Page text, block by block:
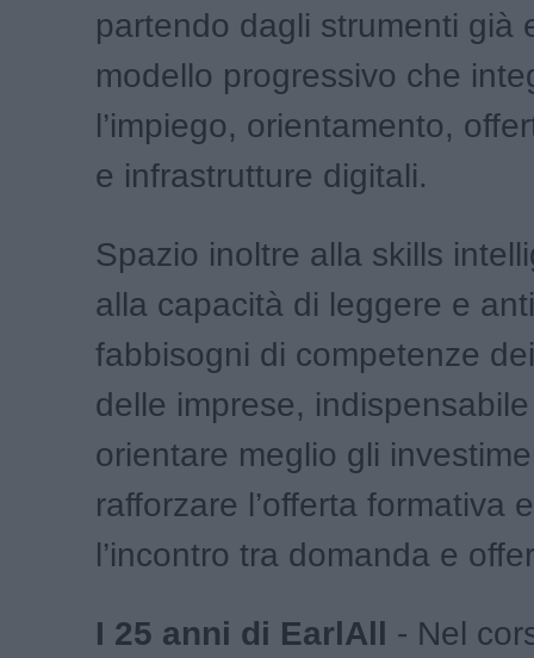
partendo dagli strumenti già
modello progressivo che
l’impiego, orientamento,
e infrastrutture digitali.
Spazio inoltre alla skills
alla capacità di leggere e
fabbisogni di competenze
delle imprese,
orientare meglio gli
rafforzare l’offerta formativa
l’incontro tra domanda e
I 25 anni di EarlAll - Nel